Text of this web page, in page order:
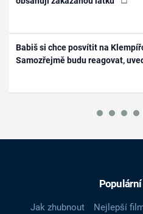
Babiš si chce posvítit na
Samozřejmě budu reagovat,
Jak zhubnout Nejlepší